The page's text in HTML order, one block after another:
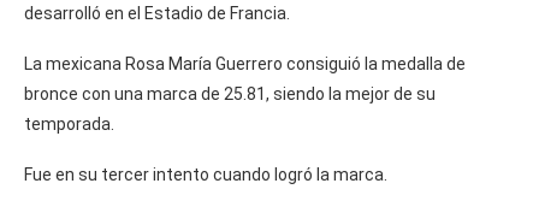
desarrolló en el Estadio de Francia.
La mexicana Rosa María Guerrero consiguió la medalla de
bronce con una marca de 25.81, siendo la mejor de su
temporada.
Fue en su tercer intento cuando logró la marca.